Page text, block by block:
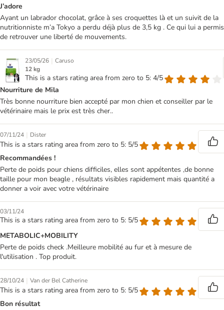
J’adore
Ayant un labrador chocolat, grâce à ses croquettes là et un suivit de la
nutritionniste m’a Tokyo a perdu déjà plus de 3,5 kg . Ce qui lui a permis
de retrouver une liberté de mouvements.
23/05/26 | Caruso
12 kg
This is a stars rating area from zero to 5: 4/5
Nourriture de Mila
Très bonne nourriture bien accepté par mon chien et conseiller par le
vétérinaire mais le prix est très cher..
07/11/24 | Dister
This is a stars rating area from zero to 5: 5/5
Recommandées !
Perte de poids pour chiens difficiles, elles sont appétentes ,de bonne
taille pour mon beagle , résultats visibles rapidement mais quantité a
donner a voir avec votre vétérinaire
03/11/24
This is a stars rating area from zero to 5: 5/5
METABOLIC+MOBILITY
Perte de poids check .Meilleure mobilité au fur et à mesure de
l'utilisation . Top produit.
28/10/24 | Van der Bel Catherine
This is a stars rating area from zero to 5: 5/5
Bon résultat